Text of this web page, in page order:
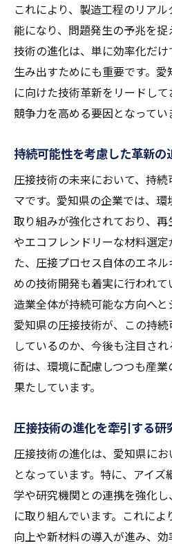
これにより、製造工程のリア
能になり、問題発生の予兆を
技術の進化は、単に効率化だ
生み出すためにも重要です。
に向けた技術革新をリードし
競争力を高める要因となってい
持続可能性を考慮した革新の
圧接技術の未来において、持
マです。愛知県の企業では、
取り組みが強化されており、
やエコフレンドリーな材料選
た、圧接プロセス自体のエネ
めの技術開発も着実に行われ
造業全体が持続可能な方向へと
愛知県の圧接技術が、この持
しているのか、今後も注目さ
術は、環境に配慮しつつも産
果たしています。
圧接技術の進化を牽引する研
圧接技術の進化は、愛知県に
となっています。特に、アイ
学や研究機関との連携を強化
に取り組んでいます。これに
向上や新材料の導入が進み、